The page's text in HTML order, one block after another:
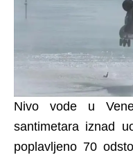
Nivo vode u
santimetara iznad
poplavljeno 70